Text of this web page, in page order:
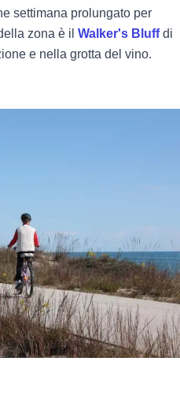
settimana prolungato per
zona è il Walker's Bluffdi
e nella grotta del vino.